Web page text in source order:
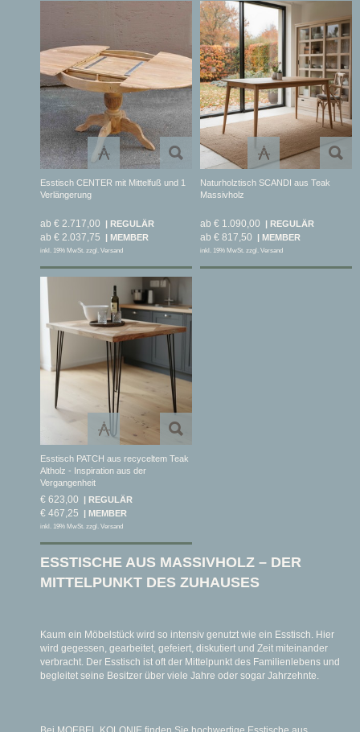
Esstisch CENTER mit Mittelfuß und 1
Verlängerung
ab € 2.717,00
ab € 2.037,75
inkl. 19% MwSt. zzgl. Versand
Naturholztisch SCANDI aus Teak
Massivholz
ab € 1.090,00
ab € 817,50
inkl. 19% MwSt. zzgl. Versand
Esstisch PATCH aus recyceltem Teak
Altholz - Inspiration aus der
Vergangenheit
€ 623,00
€ 467,25
inkl. 19% MwSt. zzgl. Versand
ESSTISCHE AUS MASSIVHOLZ – DER
MITTELPUNKT DES ZUHAUSES
Kaum ein Möbelstück wird so intensiv genutzt wie ein Esstisch. Hier
wird gegessen, gearbeitet, gefeiert, diskutiert und Zeit miteinander
verbracht. Der Esstisch ist oft der Mittelpunkt des Familienlebens und
begleitet seine Besitzer über viele Jahre oder sogar Jahrzehnte.